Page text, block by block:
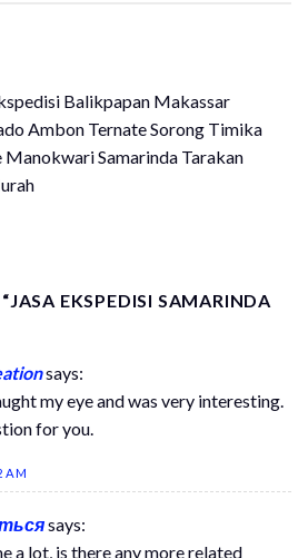
Balikpapan Makassar
Ambon Ternate Sorong Timika
Manokwari Samarinda Tarakan
JASA EKSPEDISI SAMARINDA
says:
my eye and was very interesting.
for you.
AM
says:
a lot, is there any more related